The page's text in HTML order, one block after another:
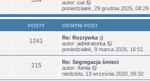
e
t
l
o
w
p
autor: cut
y
ś
w
i
e
t
l
n
a
j
n
o
poniedziałek, 29 grudnia 2025, 08:29
POSTY OSTATNI POST
1241
Re: Rozrywka :)
autor: admiratorka
y
ś
w
e
poniedziałek, 9 marca 2026, 16:51
215
Re: Segregacja śmieci
autor: Xenia
y
ś
niedziela, 13 września 2020, 09:32